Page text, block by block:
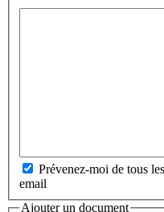
Prévenez-moi de tous
email
Ajouter un document